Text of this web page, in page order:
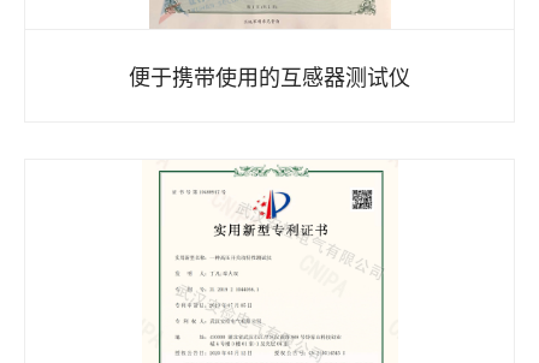
便于携带使用的互感器测试仪